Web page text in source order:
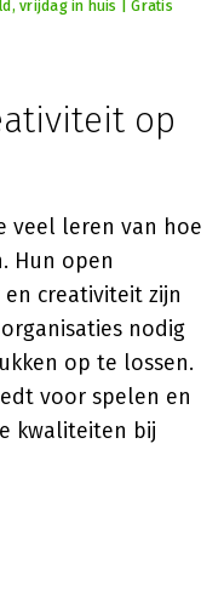
vrijdag in huis | Gratis
op
veel leren van hoe
Hun open
creativiteit zijn
nodig
op te lossen.
voor spelen en
kwaliteiten bij